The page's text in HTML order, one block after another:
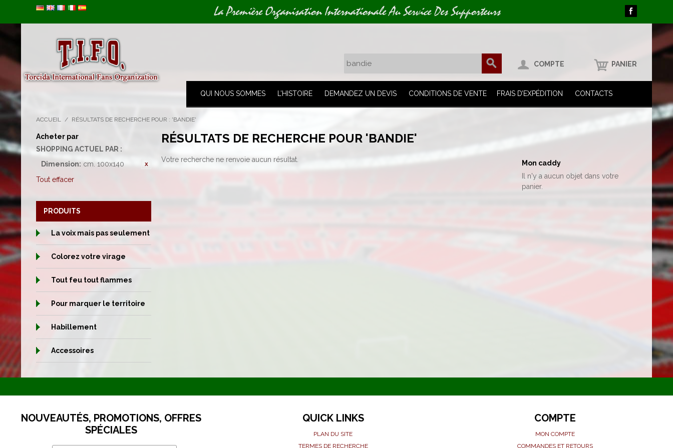
La Première Organisation Internationale Au Service Des Supporteurs
COMPTE PANIER
QUI NOUS SOMMES L’HISTOIRE DEMANDEZ UN DEVIS CONDITIONS DE VENTE FRAIS D’EXPÉDITION CONTACTS
ACCUEIL / RÉSULTATS DE RECHERCHE POUR : 'BANDIE'
Acheter par
SHOPPING ACTUEL PAR :
Dimension: cm. 100x140
Tout effacer
RÉSULTATS DE RECHERCHE POUR 'BANDIE'
Votre recherche ne renvoie aucun résultat.
PRODUITS
La voix mais pas seulement
Colorez votre virage
Tout feu tout flammes
Pour marquer le territoire
Habillement
Accessoires
Mon caddy
Il n'y a aucun objet dans votre
panier.
NOUVEAUTÉS, PROMOTIONS, OFFRES
SPÉCIALES
QUICK LINKS
PLAN DU SITE
TERMES DE RECHERCHE
COMPTE
MON COMPTE
COMMANDES ET RETOURS